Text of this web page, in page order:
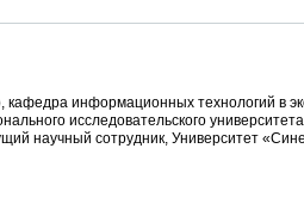
кафедра информационных технологий в
исследовательского
научный сотрудник, Университет